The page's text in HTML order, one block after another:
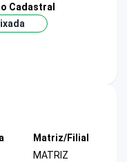
Cadastral
Matriz/Filial
MATRIZ